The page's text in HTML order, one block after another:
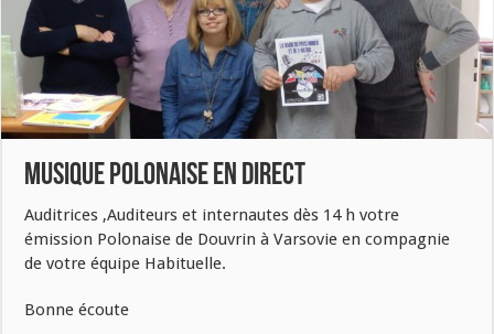
Musique Polonaise en Direct
Auditrices ,Auditeurs et internautes dès 14 h votre
émission Polonaise de Douvrin à Varsovie en compagnie
de votre équipe Habituelle.
Bonne écoute